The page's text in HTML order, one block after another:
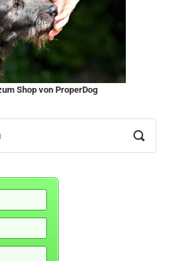
Shop von ProperDog